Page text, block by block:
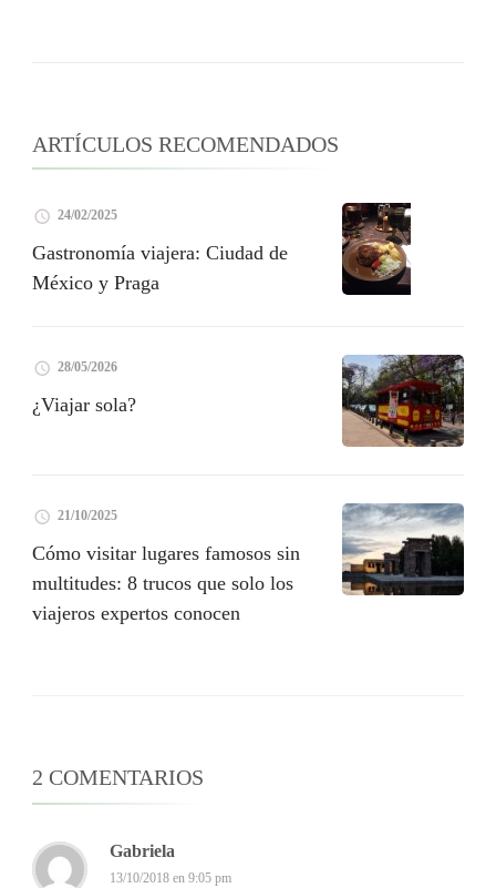
ARTÍCULOS RECOMENDADOS
24/02/2025
Gastronomía viajera: Ciudad de
México y Praga
28/05/2026
¿Viajar sola?
21/10/2025
Cómo visitar lugares famosos sin
multitudes: 8 trucos que solo los
viajeros expertos conocen
2 COMENTARIOS
Gabriela
13/10/2018 en 9:05 pm